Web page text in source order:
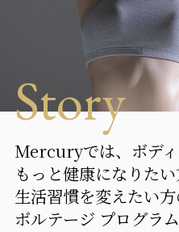
Story
Mercuryでは、ボディ
もっと健康になりたい
生活習慣を変えたい
ボルテージ プログラ